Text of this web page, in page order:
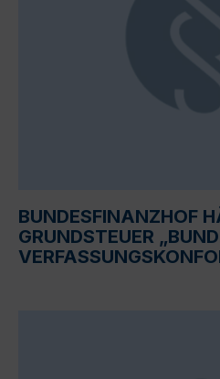
BUNDESFINANZHOF
GRUNDSTEUER